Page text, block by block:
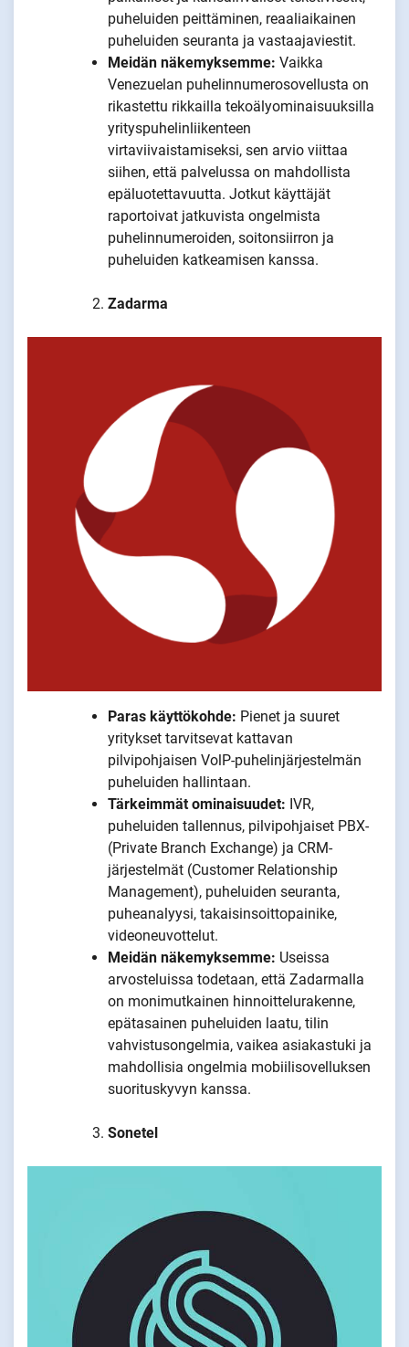
puheluiden peittäminen, reaaliaikainen
puheluiden seuranta ja vastaajaviestit.
Meidän näkemyksemme: Vaikka
Venezuelan puhelinnumerosovellusta on
rikastettu rikkailla tekoälyominaisuuksilla
yrityspuhelinliikenteen
virtaviivaistamiseksi, sen arvio viittaa
siihen, että palvelussa on mahdollista
epäluotettavuutta. Jotkut käyttäjät
raportoivat jatkuvista ongelmista
puhelinnumeroiden, soitonsiirron ja
puheluiden katkeamisen kanssa.
Zadarma
Paras käyttökohde: Pienet ja suuret
yritykset tarvitsevat kattavan
pilvipohjaisen VolP-puhelinjärjestelmän
puheluiden hallintaan.
Tärkeimmät ominaisuudet: IVR,
puheluiden tallennus, pilvipohjaiset PBX-
(Private Branch Exchange) ja CRM-
järjestelmät (Customer Relationship
Management), puheluiden seuranta,
puheanalyysi, takaisinsoittopainike,
videoneuvottelut.
Meidän näkemyksemme: Useissa
arvosteluissa todetaan, että Zadarmalla
on monimutkainen hinnoittelurakenne,
epätasainen puheluiden laatu, tilin
vahvistusongelmia, vaikea asiakastuki ja
mahdollisia ongelmia mobiilisovelluksen
suorituskyvyn kanssa.
Sonetel